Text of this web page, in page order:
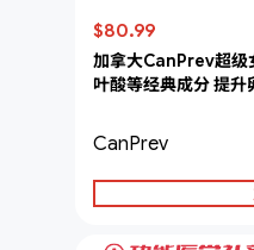
$80.99
加拿大CanPrev超级
叶酸等经典成分 提
CanPrev